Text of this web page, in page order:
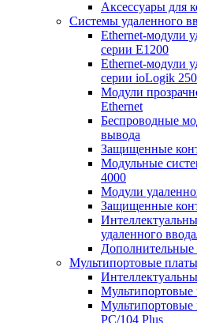
Аксессуары для
Системы удаленного
Ethernet-модули
серии E1200
Ethernet-модули
серии ioLogik
Модули
Ethernet
Беспроводные
вывода
Защищенные
Модульные
4000
Модули
Защищенные
удаленного
Дополнительные
Мультипортовые
PC/104 Plus